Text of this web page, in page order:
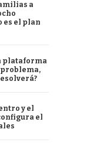
a
es el plan
plataforma
problema,
y el
el